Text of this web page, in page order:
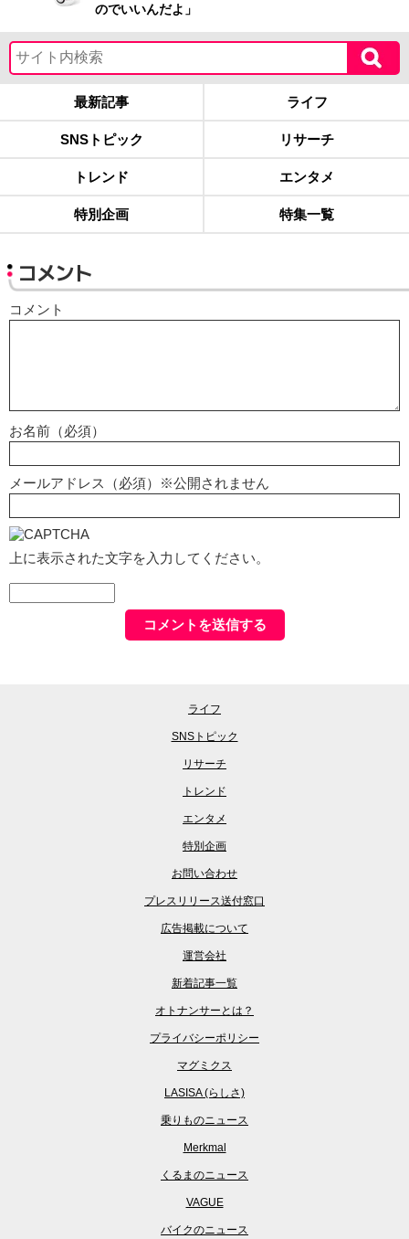
のでいいんだよ」
最新記事 ライフ
SNSトピック リサーチ
トレンド エンタメ
特別企画 特集一覧
コメント
コメント
お名前（必須）
メールアドレス（必須）※公開されません
上に表示された文字を入力してください。
ライフ
SNSトピック
リサーチ
トレンド
エンタメ
特別企画
お問い合わせ
プレスリリース送付窓口
広告掲載について
運営会社
新着記事一覧
オトナンサーとは？
プライバシーポリシー
マグミクス
LASISA (らしさ)
乗りものニュース
Merkmal
くるまのニュース
VAGUE
バイクのニュース